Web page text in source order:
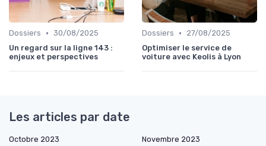
Dossiers • 30/08/2025
Un regard sur la ligne 143 :
enjeux et perspectives
Dossiers •
27/08/2025
Optimiser le service de
voiture avec Keolis à Lyon
Les articles par date
Octobre 2023
Novembre 2023